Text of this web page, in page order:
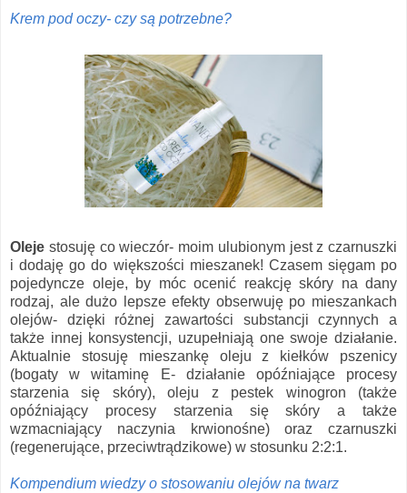
Krem pod oczy- czy są potrzebne?
Oleje stosuję co wieczór- moim ulubionym jest z czarnuszki
i dodaję go do większości mieszanek! Czasem sięgam po
pojedyncze oleje, by móc ocenić reakcję skóry na dany
rodzaj, ale dużo lepsze efekty obserwuję po mieszankach
olejów- dzięki różnej zawartości substancji czynnych a
także innej konsystencji, uzupełniają one swoje działanie.
Aktualnie stosuję mieszankę oleju z kiełków pszenicy
(bogaty w witaminę E- działanie opóźniające procesy
starzenia się skóry), oleju z pestek winogron (także
opóźniający procesy starzenia się skóry a także
wzmacniający naczynia krwionośne) oraz czarnuszki
(regenerujące, przeciwtrądzikowe) w stosunku 2:2:1.
Kompendium wiedzy o stosowaniu olejów na twarz